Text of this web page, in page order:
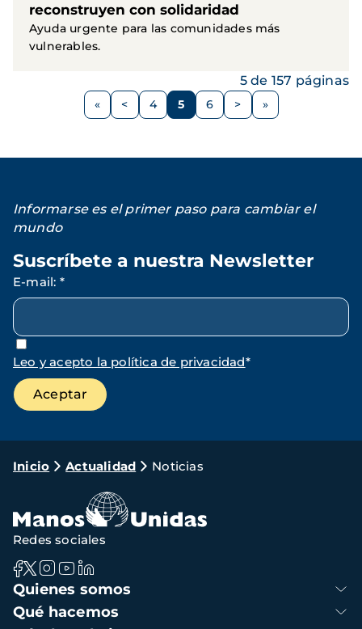
reconstruyen con solidaridad
Ayuda urgente para las comunidades más
vulnerables.
Paginación
Página
< Página
4 Página
5 Página
6
Siguiente
>
5 de 157 páginas
Informarse es el primer paso para cambiar el
mundo
Suscríbete a nuestra Newsletter
E-mail: *
Leo y acepto la política de privacidad*
Ruta
navegación
Inicio Actualidad Noticias
Navegación
principal
Quienes somos
Qué hacemos
Redes sociales